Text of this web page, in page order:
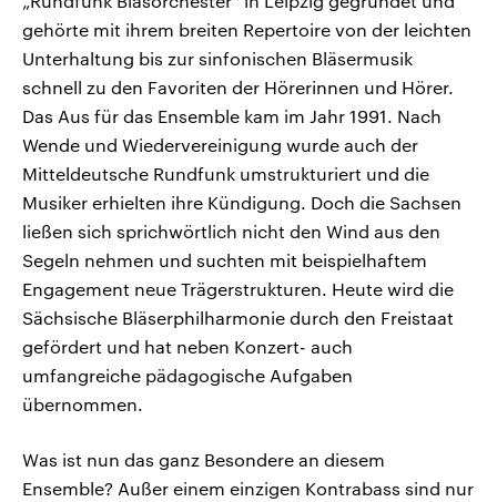
gehörte mit ihrem breiten Repertoire von der leichten
Unterhaltung bis zur sinfonischen Bläsermusik
schnell zu den Favoriten der Hörerinnen und Hörer.
Das Aus für das Ensemble kam im Jahr 1991. Nach
Wende und Wiedervereinigung wurde auch der
Mitteldeutsche Rundfunk umstrukturiert und die
Musiker erhielten ihre Kündigung. Doch die Sachsen
ließen sich sprichwörtlich nicht den Wind aus den
Segeln nehmen und suchten mit beispielhaftem
Engagement neue Trägerstrukturen. Heute wird die
Sächsische Bläserphilharmonie durch den Freistaat
gefördert und hat neben Konzert- auch
umfangreiche pädagogische Aufgaben
übernommen.
Was ist nun das ganz Besondere an diesem
Ensemble? Außer einem einzigen Kontrabass sind nur